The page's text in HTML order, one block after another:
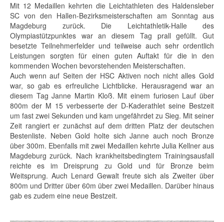
Mit 12 Medaillen kehrten die Leichtathleten des Haldensleber
SC von den Hallen-Bezirksmeisterschaften am Sonntag aus
Magdeburg zurück. Die Leichtathletik-Halle des
Olympiastützpunktes war an diesem Tag prall gefüllt. Gut
besetzte Teilnehmerfelder und teilweise auch sehr ordentlich
Leistungen sorgten für einen guten Auftakt für die in den
kommenden Wochen bevorstehenden Meisterschaften.
Auch wenn auf Seiten der HSC Aktiven noch nicht alles Gold
war, so gab es erfreuliche Lichtblicke. Herausragend war an
diesem Tag Janne Martin Kloß. Mit einem furiosen Lauf über
800m der M 15 verbesserte der D-Kaderathlet seine Bestzeit
um fast zwei Sekunden und kam ungefährdet zu Sieg. Mit seiner
Zeit rangiert er zunächst auf dem dritten Platz der deutschen
Bestenliste. Neben Gold holte sich Janne auch noch Bronze
über 300m. Ebenfalls mit zwei Medaillen kehrte Julia Kellner aus
Magdeburg zurück. Nach krankheitsbedingtem Trainingsausfall
reichte es im Dreisprung zu Gold und für Bronze beim
Weitsprung. Auch Lenard Gewalt freute sich als Zweiter über
800m und Dritter über 60m über zwei Medaillen. Darüber hinaus
gab es zudem eine neue Bestzeit.